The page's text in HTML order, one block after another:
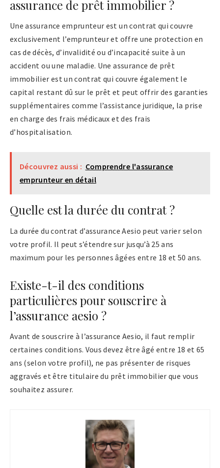
assurance de prêt immobilier ?
Une assurance emprunteur est un contrat qui couvre
exclusivement l’emprunteur et offre une protection en
cas de décès, d’invalidité ou d’incapacité suite à un
accident ou une maladie. Une assurance de prêt
immobilier est un contrat qui couvre également le
capital restant dû sur le prêt et peut offrir des garanties
supplémentaires comme l’assistance juridique, la prise
en charge des frais médicaux et des frais
d’hospitalisation.
Découvrez aussi : Comprendre l'assurance
emprunteur en détail
Quelle est la durée du contrat ?
La durée du contrat d’assurance Aesio peut varier selon
votre profil. Il peut s’étendre sur jusqu’à 25 ans
maximum pour les personnes âgées entre 18 et 50 ans.
Existe-t-il des conditions
particulières pour souscrire à
l’assurance aesio ?
Avant de souscrire à l’assurance Aesio, il faut remplir
certaines conditions. Vous devez être âgé entre 18 et 65
ans (selon votre profil), ne pas présenter de risques
aggravés et être titulaire du prêt immobilier que vous
souhaitez assurer.